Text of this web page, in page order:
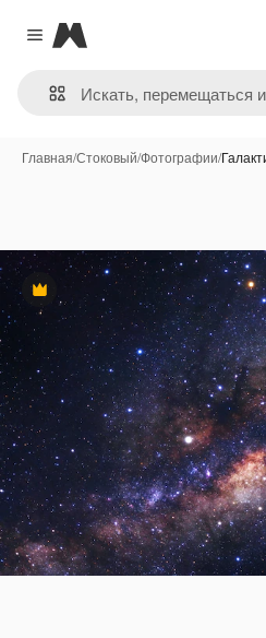
Close menu
Magnific
Главная/Стоковый/Фотографии/
Премиум